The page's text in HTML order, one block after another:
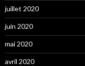
juillet 2020
juin 2020
mai 2020
avril 2020